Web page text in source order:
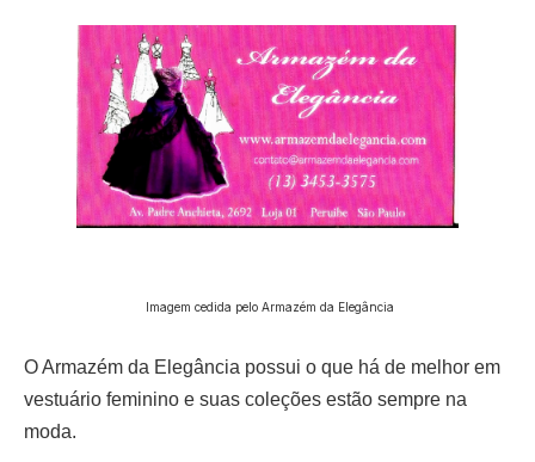
Imagem cedida pelo Armazém da Elegância
O Armazém da Elegância possui o que há de melhor em
vestuário feminino e suas coleções estão sempre na
moda.